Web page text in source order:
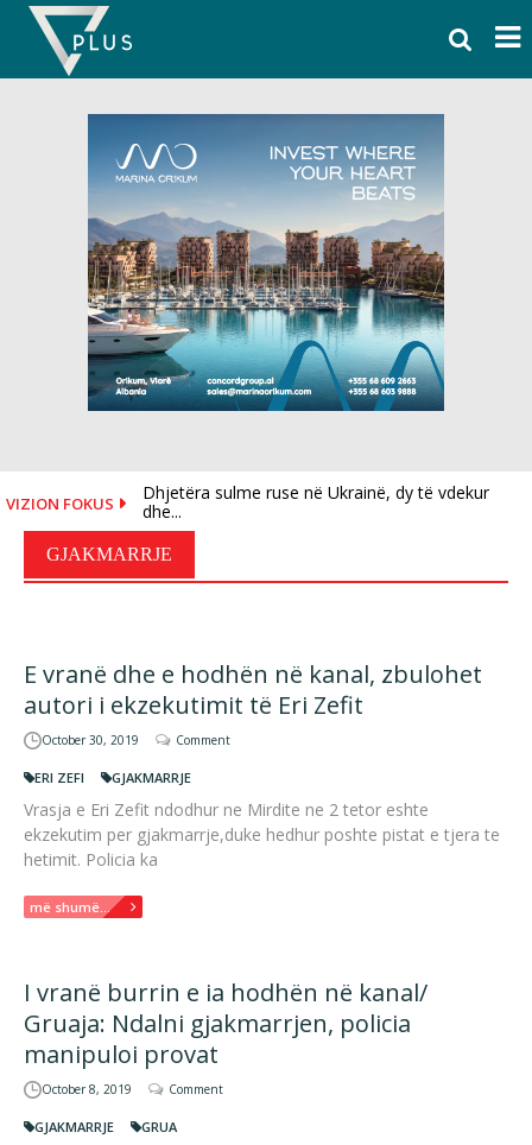
Skip
content
VIZION FOKUS
Dhjetëra sulme ruse në Ukrainë, dy të vdekur
dhe...
GJAKMARRJE
E vranë dhe e hodhën në kanal, zbulohet
autori i ekzekutimit të Eri Zefit
October 30, 2019 Comment
ERI ZEFI GJAKMARRJE
Vrasja e Eri Zefit ndodhur ne Mirdite ne 2 tetor eshte
ekzekutim per gjakmarrje,duke hedhur poshte pistat e tjera te
hetimit. Policia ka
më shumë...
I vranë burrin e ia hodhën në kanal/
Gruaja: Ndalni gjakmarrjen, policia
manipuloi provat
October 8, 2019 Comment
GJAKMARRJE GRUA